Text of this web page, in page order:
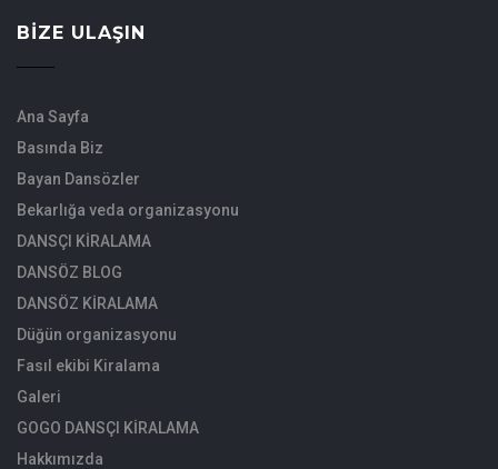
BIZE ULAŞIN
Ana Sayfa
Basında Biz
Bayan Dansözler
Bekarlığa veda organizasyonu
DANSÇI KİRALAMA
DANSÖZ BLOG
DANSÖZ KİRALAMA
Düğün organizasyonu
Fasıl ekibi Kiralama
Galeri
GOGO DANSÇI KİRALAMA
Hakkımızda